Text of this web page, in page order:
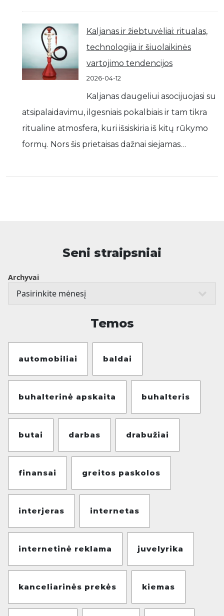
Kaljanas ir žiebtuvėliai: ritualas,
technologija ir šiuolaikinės
vartojimo tendencijos
2026-04-12
Kaljanas daugeliui asocijuojasi su
atsipalaidavimu, ilgesniais pokalbiais ir tam tikra
ritualine atmosfera, kuri išsiskiria iš kitų rūkymo
formų. Nors šis prietaisas dažnai siejamas…
Seni straipsniai
Archyvai
Temos
automobiliai baldai
buhalterinė apskaita buhalteris
butai darbas drabužiai
finansai greitos paskolos
interjeras internetas
internetinė reklama juvelyrika
kanceliarinės prekės kiemas